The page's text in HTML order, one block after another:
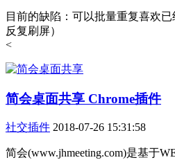
目前的缺陷：可以批量重复喜欢
反复刷屏）
<
简会桌面共享 Chrome插件
社交插件 2018-07-26 15:31:58
简会(www.jhmeeting.com)是基于